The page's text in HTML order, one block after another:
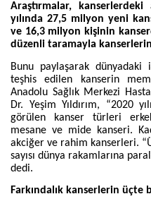
Araştırmalar,
yılında 27,5 milyon yeni
ve 16,3 milyon kişinin
düzenli taramayla
Bunu paylaşarak dünyadaki
teşhis edilen kanserin
Anadolu Sağlık Merkezi
Dr. Yeşim Yıldırım, “2020
görülen kanser türleri
mesane ve mide kanseri.
akciğer ve rahim kanserleri.
sayısı dünya rakamlarına
dedi.
Farkındalık kanserlerin